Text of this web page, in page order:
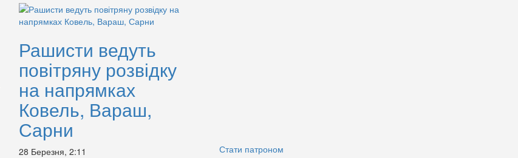
Рашисти ведуть
повітряну розвідку
на напрямках
Ковель, Вараш,
Сарни
28 Березня, 2:11 Стати патроном